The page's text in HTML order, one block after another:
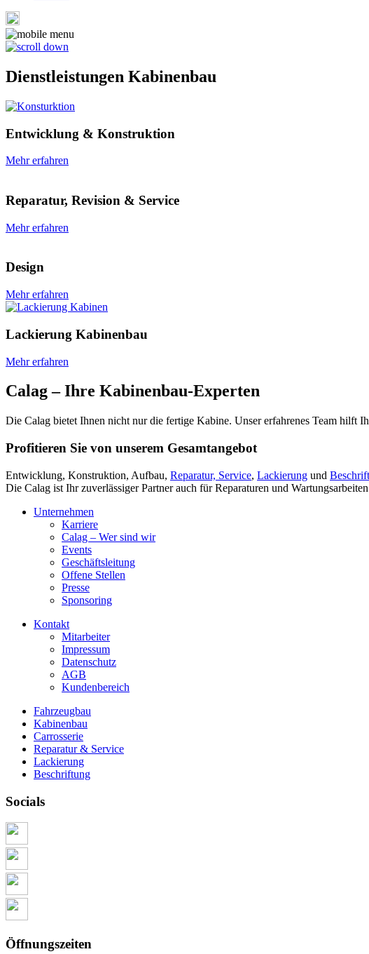
Dienstleistungen Kabinenbau
Entwicklung & Konstruktion
Mehr erfahren
Reparatur, Revision & Service
Mehr erfahren
Design
Mehr erfahren
Lackierung Kabinenbau
Mehr erfahren
Calag – Ihre Kabinenbau-Experten
Die Calag bietet Ihnen nicht nur die fertige Kabine. Unser erfahrenes Team
Profitieren Sie von unserem Gesamtangebot
Entwicklung, Konstruktion, Aufbau, Reparatur, Service, Lackierung und
Die Calag ist Ihr zuverlässiger Partner auch für Reparaturen und
Unternehmen
Karriere
Calag – Wer sind wir
Events
Geschäftsleitung
Offene Stellen
Presse
Sponsoring
Kontakt
Mitarbeiter
Impressum
Datenschutz
AGB
Kundenbereich
Fahrzeugbau
Kabinenbau
Carrosserie
Reparatur & Service
Lackierung
Beschriftung
Socials
Öffnungszeiten